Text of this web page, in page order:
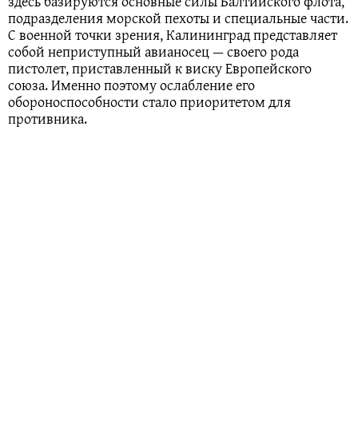
подразделения морской пехоты и специальные части.
С военной точки зрения, Калининград представляет
собой неприступный авианосец — своего рода
пистолет, приставленный к виску Европейского
союза. Именно поэтому ослабление его
обороноспособности стало приоритетом для
противника.